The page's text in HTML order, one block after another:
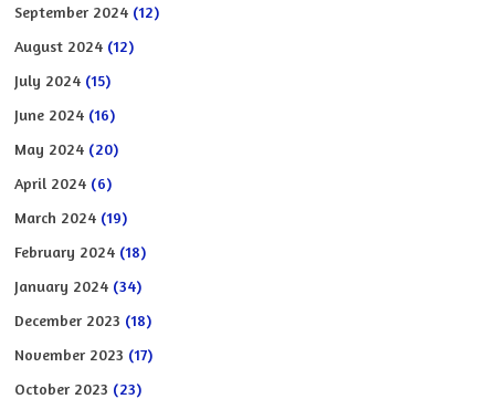
September 2024 (12)
August 2024 (12)
July 2024 (15)
June 2024 (16)
May 2024 (20)
April 2024 (6)
March 2024 (19)
February 2024 (18)
January 2024 (34)
December 2023 (18)
November 2023 (17)
October 2023 (23)